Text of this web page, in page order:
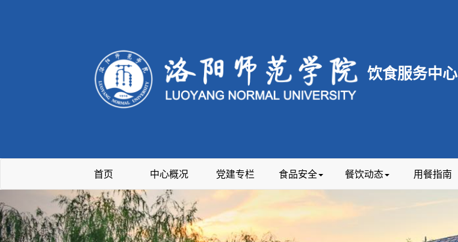
饮食服务中心
首页 中心概况 党建专栏 食品安全 餐饮动态 用餐指南
Previous